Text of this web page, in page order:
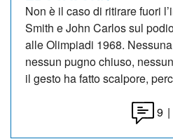
Non è il caso di ritirare fuori
Smith e John Carlos sul
alle Olimpiadi 1968.
nessun pugno chiuso,
il gesto ha fatto scalpore,
9 |